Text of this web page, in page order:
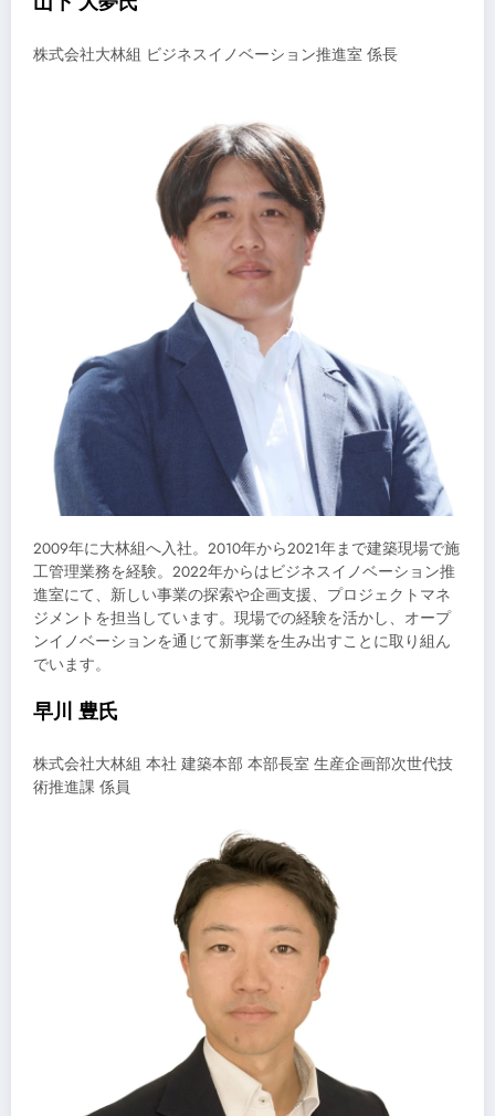
株式会社大林組 ビジネスイノベーション推進室 係長
2009年に大林組へ入社。2010年から2021年まで建築現場で施
工管理業務を経験。2022年からはビジネスイノベーション推
進室にて、新しい事業の探索や企画支援、プロジェクトマネ
ジメントを担当しています。現場での経験を活かし、オープ
ンイノベーションを通じて新事業を生み出すことに取り組ん
でいます。
早川 豊氏
株式会社大林組 本社 建築本部 本部長室 生産企画部次世代技
術推進課 係員